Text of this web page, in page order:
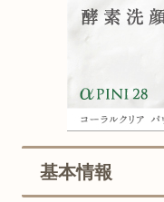
基本情報